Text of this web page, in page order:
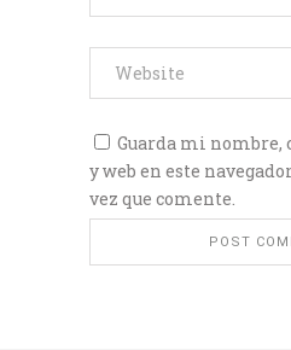
Guarda mi nombre,
y web en este
vez que comente.